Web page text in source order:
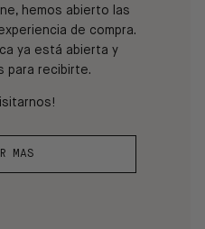
hemos abierto las
de compra.
ya está abierta y
para recibirte.
MAS